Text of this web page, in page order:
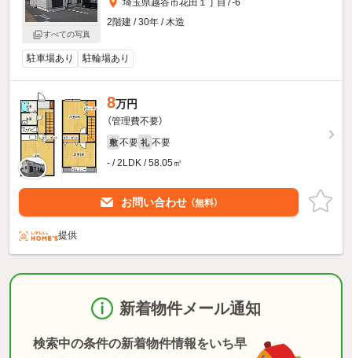
すべての写真
埼玉県越谷市花田１丁目7-6
2階建 / 30年 / 木造
駐車場あり 駐輪場あり
8万円
（管理費不要）
敷 不要 礼 不要
- / 2LDK / 58.05㎡
お問い合わせ （無料）
提供
新着物件メール通知
検索中の条件の新着物件情報をいち早